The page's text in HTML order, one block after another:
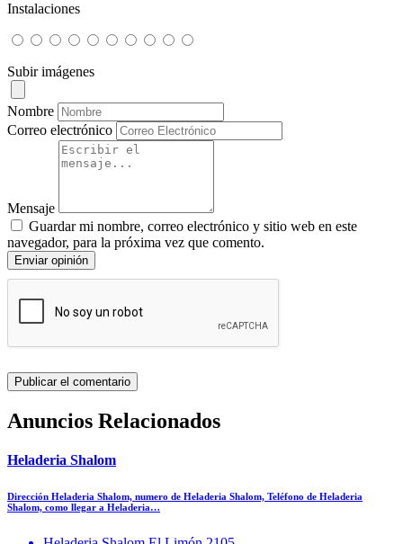
Instalaciones
Subir imágenes
Nombre
Correo electrónico
Mensaje
Guardar mi nombre, correo electrónico y sitio web en este
navegador, para la próxima vez que comento.
Enviar opinión
Anuncios Relacionados
Heladeria Shalom
Dirección Heladeria Shalom, numero de Heladeria Shalom, Teléfono de Heladeria
Shalom, como llegar a Heladeria…